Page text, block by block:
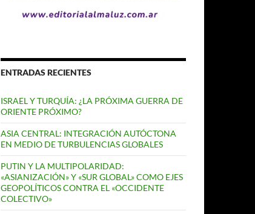
ENTRADAS RECIENTES
ISRAEL Y TURQUÍA: ¿LA PRÓXIMA GUERRA DE
ORIENTE PRÓXIMO?
ASIA CENTRAL: INTEGRACIÓN AUTÓCTONA
EN MEDIO DE TURBULENCIAS GLOBALES
PUTIN Y LA MULTIPOLARIDAD:
«ASIANIZACIÓN» Y «SUR GLOBAL» COMO EJES
GEOPOLÍTICOS CONTRA EL «OCCIDENTE
COLECTIVO»